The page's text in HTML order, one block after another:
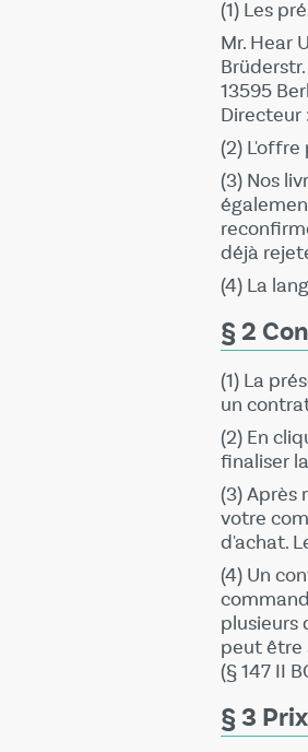
(1) Les
Mr. Hear
13595
Directeur
(2)
(3) Nos
déjà
(4) La
§ 2
(1) La
un
(2) En
finaliser
(3) Après
votre
d'achat.
(4) Un
plusieurs
peut être
(§ 147 II
§ 3 Prix